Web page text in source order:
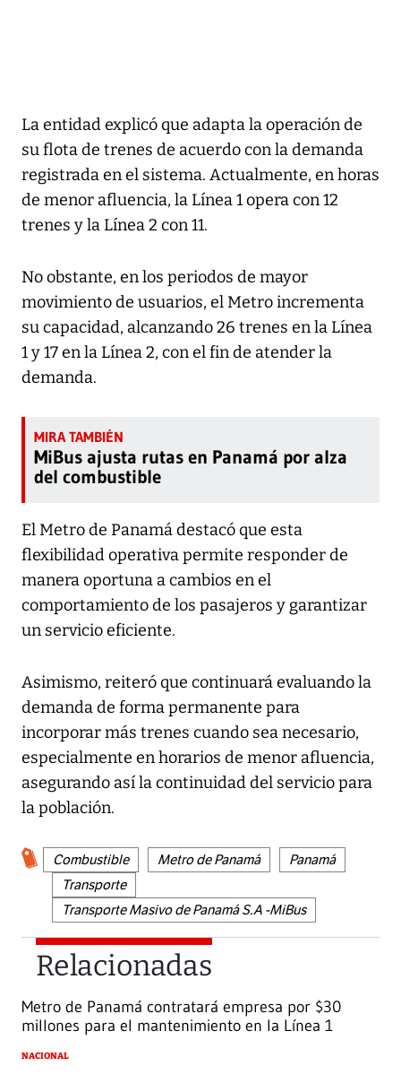
La entidad explicó que adapta la operación de
su flota de trenes de acuerdo con la demanda
registrada en el sistema. Actualmente, en horas
de menor afluencia, la Línea 1 opera con 12
trenes y la Línea 2 con 11.
No obstante, en los periodos de mayor
movimiento de usuarios, el Metro incrementa
su capacidad, alcanzando 26 trenes en la Línea
1 y 17 en la Línea 2, con el fin de atender la
demanda.
MiBus ajusta rutas en Panamá por alza
del combustible
El Metro de Panamá destacó que esta
flexibilidad operativa permite responder de
manera oportuna a cambios en el
comportamiento de los pasajeros y garantizar
un servicio eficiente.
Asimismo, reiteró que continuará evaluando la
demanda de forma permanente para
incorporar más trenes cuando sea necesario,
especialmente en horarios de menor afluencia,
asegurando así la continuidad del servicio para
la población.
Combustible Metro de Panamá
Panamá
Transporte
Transporte Masivo de Panamá S.A -MiBus
Relacionadas
Metro de Panamá contratará empresa por $30
millones para el mantenimiento en la Línea 1
NACIONAL